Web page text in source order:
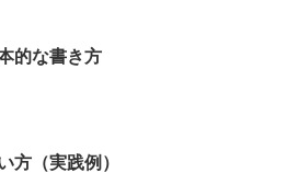
的な書き方
方（実践例）